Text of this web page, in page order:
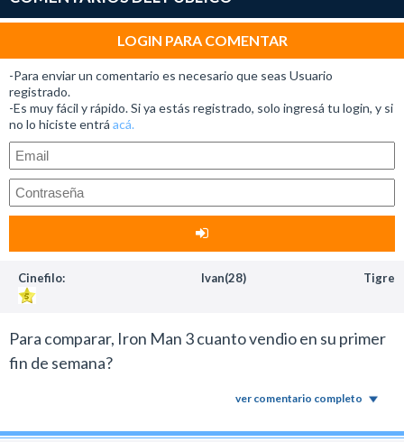
LOGIN PARA COMENTAR
-Para enviar un comentario es necesario que seas Usuario
registrado.
-Es muy fácil y rápido. Si ya estás registrado, solo ingresá tu login, y si
no lo hiciste entrá acá.
Cinefilo: Ivan(28) Tigre
Para comparar, Iron Man 3 cuanto vendio en su primer
fin de semana?
ver comentario completo